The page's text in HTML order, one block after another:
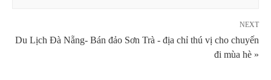
NEXT
Du Lịch Đà Nẵng- Bán đảo Sơn Trà - địa chỉ thú vị cho chuyến
đi mùa hè »